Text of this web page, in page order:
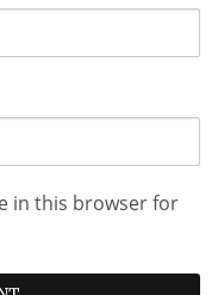
in this browser for